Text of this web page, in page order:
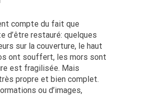
compte du fait que
d’être restauré: quelques
sur la couverture, le haut
ont souffert, les mors sont
est fragilisée. Mais
propre et bien complet.
ou d’images,